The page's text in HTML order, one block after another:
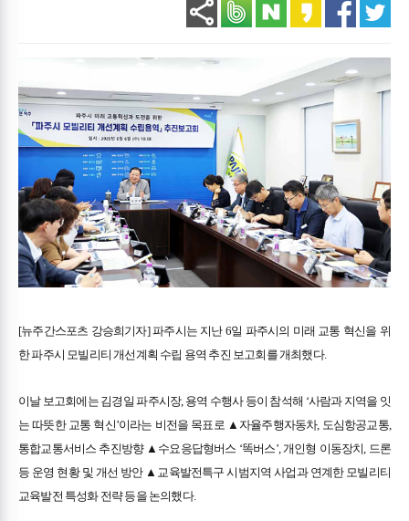
[뉴주간스포츠 강승희기자] 파주시는 지난 6일 파주시의 미래 교통 혁신을 위
한 파주시 모빌리티 개선계획 수립 용역 추진 보고회를 개최했다.
이날 보고회에는 김경일 파주시장, 용역 수행사 등이 참석해 ‘사람과 지역을 잇
는 따뜻한 교통 혁신’이라는 비전을 목표로 ▲자율주행자동차, 도심항공교통,
통합교통서비스 추진방향 ▲수요응답형버스 ‘똑버스’, 개인형 이동장치, 드론
등 운영 현황 및 개선 방안 ▲교육발전특구 시범지역 사업과 연계한 모빌리티
교육발전 특성화 전략 등을 논의했다.